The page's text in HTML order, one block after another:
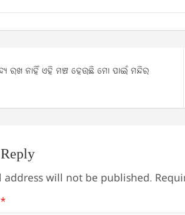
ରଖ ନାହିଁ ଏହି ମଞ୍ଚ ହେଉଛି ମୋ ପାଇଁ ମନ୍ଦିର
address will not be published.
*